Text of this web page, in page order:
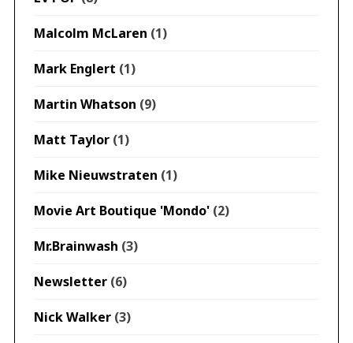
Malcolm McLaren (1)
Mark Englert (1)
Martin Whatson (9)
Matt Taylor(1)
Mike Nieuwstraten (1)
Movie Art Boutique 'Mondo'(2)
Mr.Brainwash (3)
Newsletter(6)
Nick Walker(3)